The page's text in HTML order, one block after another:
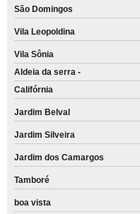
São Domingos
Vila Leopoldina
Vila Sônia
Aldeia da serra -
Califórnia
Jardim Belval
Jardim Silveira
Jardim dos Camargos
Tamboré
boa vista